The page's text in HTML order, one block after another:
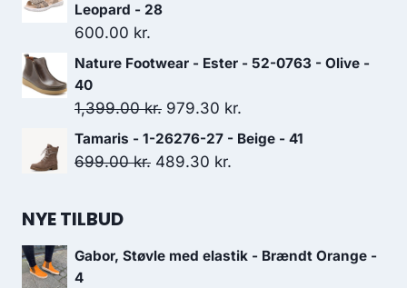
Leopard - 28
600.00 kr.
Nature Footwear - Ester - 52-0763 - Olive -
40
1,399.00kr. Den
oprindelige
pris
979.30 kr.
aktuelle
Tamaris - 1-26276-27 - Beige - 41
699.00kr. Den
699.00 kr..
489.30 kr.
489.30 kr..
NYE TILBUD
Gabor, Støvle med elastik - Brændt Orange -
4